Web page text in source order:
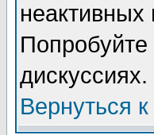
Попробуйте
дискуссиях.
Вернуться